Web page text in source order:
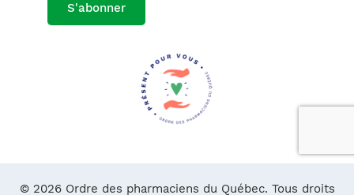
S'abonner
© 2026 Ordre des pharmaciens du Québec. Tous droits